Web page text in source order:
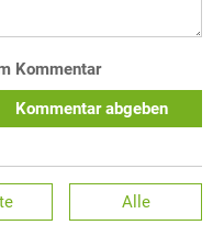
Kommentar
Kommentar abgeben
Alle